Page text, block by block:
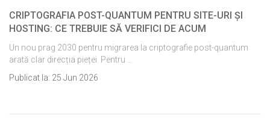
CRIPTOGRAFIA POST-QUANTUM PENTRU SITE-URI ȘI
HOSTING: CE TREBUIE SĂ VERIFICI DE ACUM
Un nou prag 2030 pentru migrarea la criptografie post-quantum
arată clar direcția pieței. Pentru …
Publicat la: 25 Jun 2026